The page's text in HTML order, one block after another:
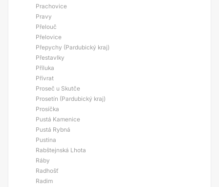
Prachovice
Pravy
Přelouč
Přelovice
Přepychy (Pardubický kraj)
Přestavlky
Příluka
Přívrat
Proseč u Skutče
Prosetín (Pardubický kraj)
Prosíčka
Pustá Kamenice
Pustá Rybná
Pustina
Rabštejnská Lhota
Ráby
Radhošť
Radim